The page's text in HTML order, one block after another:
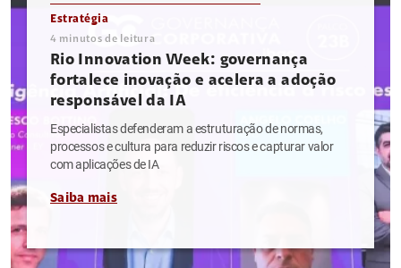
Estratégia
4 minutos de leitura
Rio Innovation Week: governança
fortalece inovação e acelera a adoção
responsável da IA
Especialistas defenderam a estruturação de normas,
processos e cultura para reduzir riscos e capturar valor
com aplicações de IA
Saiba mais